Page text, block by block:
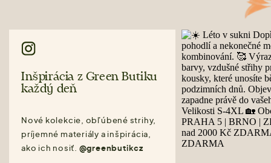
Inšpirácia z Green Butiku
každý deň
Nové kolekcie, obľúbené strihy,
príjemné materiály a inšpirácia,
ako ich nosiť. @greenbutikcz